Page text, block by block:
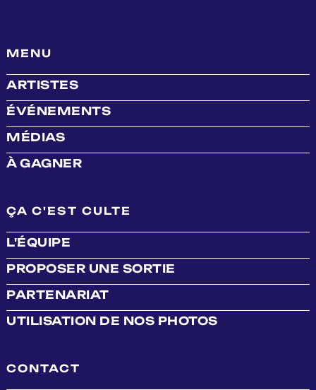
MENU
ARTISTES
ÉVÉNEMENTS
MÉDIAS
À GAGNER
ÇA C'EST CULTE
L'ÉQUIPE
PROPOSER UNE SORTIE
PARTENARIAT
UTILISATION DE NOS PHOTOS
CONTACT